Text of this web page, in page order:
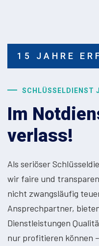
15 JAHRE
SCHLÜSSELDIENST
Im
verlass!
Als seriöser
wir faire und
nicht zwangsläufig
Ansprechpartner,
Dienstleistungen
nur profitieren können